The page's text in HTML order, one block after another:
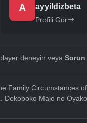
A ayyildizbeta
Profili Gör
deneyin veya
Family Circumstances
Dekoboko Majo no